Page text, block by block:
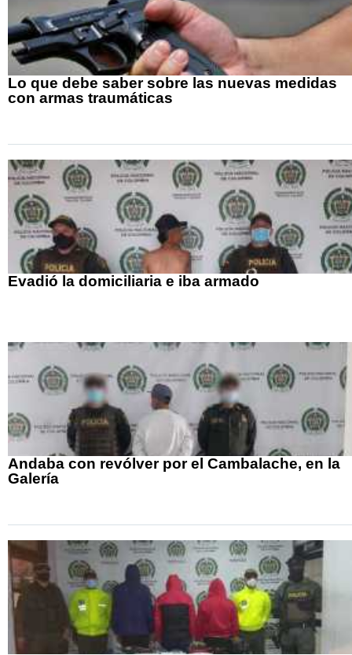
Lo que debe saber sobre las nuevas medidas
con armas traumáticas
Evadió la domiciliaria e iba armado
Andaba con revólver por el Cambalache, en la
Galería